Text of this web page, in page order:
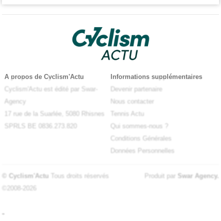
A propos de Cyclism'Actu
Cyclism'Actu est édité par Swar-
Agency
17 rue de la Suarlée, 5080 Rhisnes
SPRLS BE 0836.273.820
Informations supplémentaires
Devenir partenaire
Nous contacter
Tennis Actu
Qui sommes-nous ?
Conditions Générales
Données Personnelles
© Cyclism'Actu Tous droits réservés
©2008-2026
Produit par Swar Agency.
-